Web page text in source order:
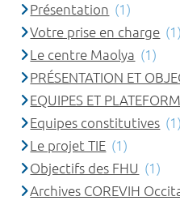
Présentation (1)
Votre prise en charge (1)
Le centre Maolya (1)
PRÉSENTATION ET
EQUIPES ET
Equipes constitutives (1)
Le projet TIE (1)
Objectifs des FHU (1)
Archives COREVIH